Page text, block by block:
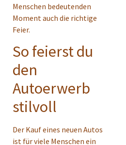
Menschen bedeutenden
Moment auch die richtige
Feier.
So feierst du
den
Autoerwerb
stilvoll
Der Kauf eines neuen Autos
ist für viele Menschen ein